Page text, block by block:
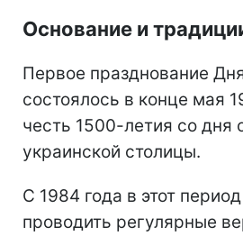
Основание и
Первое празднование
состоялось в конце мая
честь 1500-летия со дня
украинской столицы.
С 1984 года в этот
проводить регулярные